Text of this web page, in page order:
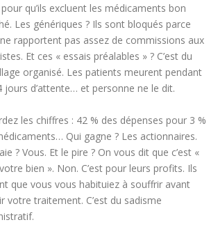
qu’ils excluent les médicaments bon
Les génériques ? Ils sont bloqués parce
ne rapportent pas assez de commissions aux
Et ces « essais préalables » ? C’est du
organisé. Les patients meurent pendant
jours d’attente… et personne ne le dit.
les chiffres : 42 % des dépenses pour 3 %
Qui gagne ? Les actionnaires.
? Vous. Et le pire ? On vous dit que c’est «
bien ». Non. C’est pour leurs profits. Ils
que vous vous habituiez à souffrir avant
votre traitement. C’est du sadisme